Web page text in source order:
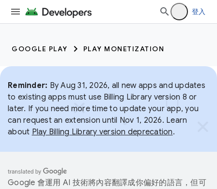
登入
GOOGLE PLAY PLAY MONETIZATION
Reminder: By Aug 31, 2026, all new apps and updates
to existing apps must use Billing Library version 8 or
later. If you need more time to update your app, you
can request an extension until Nov 1, 2026. Learn
about Play Billing Library version deprecation.
Google 會運用 AI 技術將內容翻譯成你偏好的語言，但可